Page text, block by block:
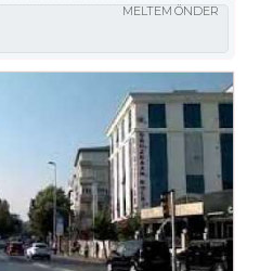
MELTEM ÖNDER